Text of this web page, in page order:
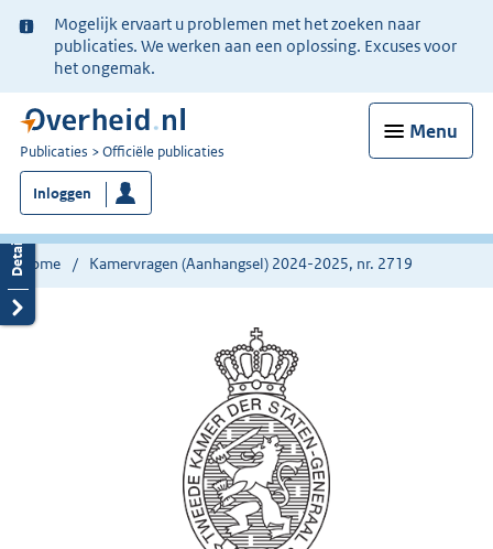
Ter
informatie:
Mogelijk ervaart u problemen met het zoeken naar
publicaties. We werken aan een oplossing. Excuses voor
het ongemak.
Menu
U
bent
nu
hier:
Publicaties Officiële publicaties
Inloggen
Home Kamervragen (Aanhangsel) 2024-2025, nr. 2719